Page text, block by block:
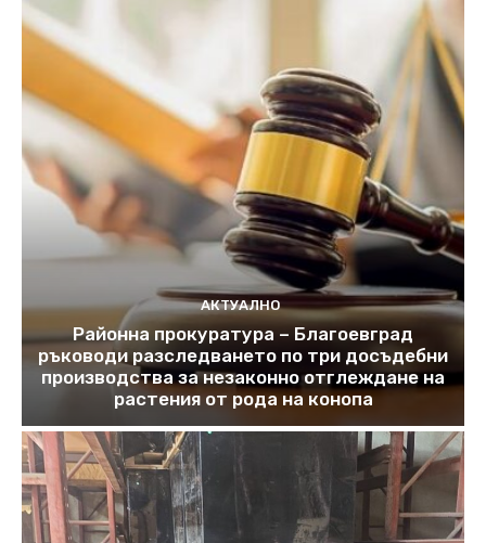
АКТУАЛНО
Районна прокуратура – Благоевград
ръководи разследването по три досъдебни
производства за незаконно отглеждане на
растения от рода на конопа